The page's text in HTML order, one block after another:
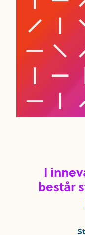
I
består